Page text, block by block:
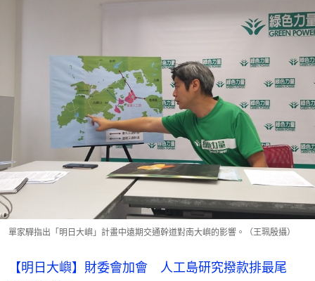
單家驊指出「明日大嶼」計畫中遠期交通幹道對南大嶼的影響。（王珮殷攝）
【明日大嶼】財委會加會 人工島研究撥款排最尾